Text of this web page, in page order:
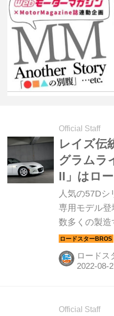
Official Staff
レイズ伝
グラムラ
II」はロ
シャ。ネ
囲気も
人気の57Dシ
専用モデル登
数多くの製
「レイズ」。
もこだわる
中のひとつに
ドスターオー
ロードス
Official Staff